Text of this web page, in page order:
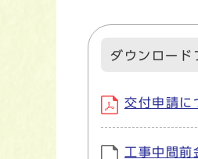
ダウンロード
交付申請
工事中間